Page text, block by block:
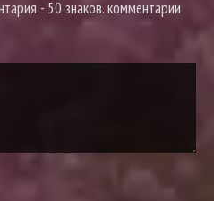
- 50 знаков. комментарии